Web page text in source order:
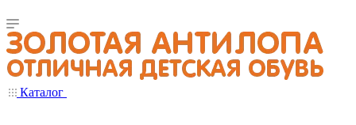
Каталог